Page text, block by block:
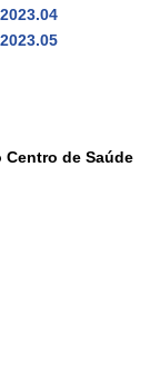
Centro de Saúde